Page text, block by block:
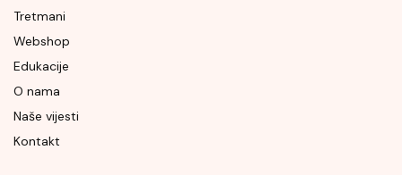
Tretmani
Webshop
Edukacije
O nama
Naše vijesti
Kontakt